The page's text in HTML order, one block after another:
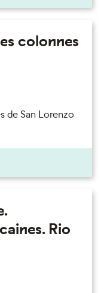
colonnes
de San Lorenzo
Rio